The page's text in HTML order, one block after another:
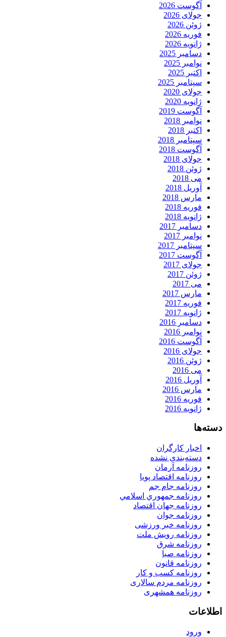
آگوست 2026
جولای 2026
ژوئن 2026
فوریه 2026
ژانویه 2026
دسامبر 2025
نوامبر 2025
اکتبر 2025
سپتامبر 2025
جولای 2020
ژانویه 2020
آگوست 2019
نوامبر 2018
اکتبر 2018
سپتامبر 2018
آگوست 2018
جولای 2018
ژوئن 2018
می 2018
آوریل 2018
مارس 2018
فوریه 2018
ژانویه 2018
دسامبر 2017
نوامبر 2017
سپتامبر 2017
آگوست 2017
جولای 2017
ژوئن 2017
می 2017
مارس 2017
فوریه 2017
ژانویه 2017
دسامبر 2016
نوامبر 2016
آگوست 2016
جولای 2016
ژوئن 2016
می 2016
آوریل 2016
مارس 2016
فوریه 2016
ژانویه 2016
دسته‌ها
اخبار کارگران
دسته‌بندی نشده
روزنامه آرمان
روزنامه اقتصاد پویا
روزنامه جام جم
روزنامه جمهوري اسلامي
روزنامه جهان اقتصاد
روزنامه جوان
روزنامه خبر ورزشى
روزنامه رویش ملت
روزنامه شرق
روزنامه صبا
روزنامه قانون
روزنامه كسب و كار
روزنامه مردم سالاری
روزنامه همشهری
اطلاعات
ورود